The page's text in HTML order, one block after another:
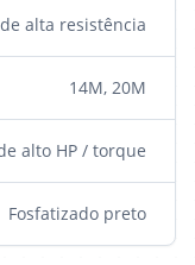
alta resistência
14M, 20M
alto HP / torque
Fosfatizado preto